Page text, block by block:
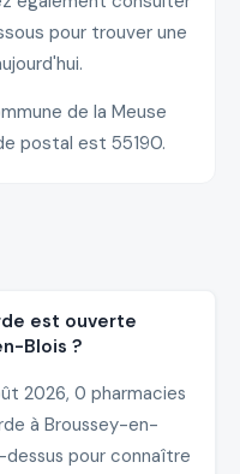
pour trouver une
de la Meuse
postal est 55190.
est ouverte
Blois ?
2026, 0 pharmacies
à Broussey-en-
pour connaître